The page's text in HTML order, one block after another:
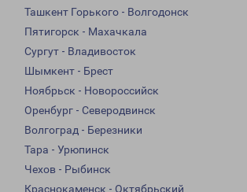
Ташкент Горького - Волгодонск
Пятигорск - Махачкала
Сургут - Владивосток
Шымкент - Брест
Ноябрьск - Новороссийск
Оренбург - Северодвинск
Волгоград - Березники
Тара - Урюпинск
Чехов - Рыбинск
Краснокаменск - Октябрьский